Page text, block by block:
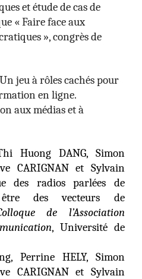
et étude de cas de
« Faire face aux
», congrès de
jeu à rôles cachés pour
en ligne.
aux médias et à
Huong DANG, Simon
CARIGNAN et Sylvain
des radios parlées de
être des vecteurs de
de l’Association
, Université de
Perrine HELY, Simon
CARIGNAN et Sylvain